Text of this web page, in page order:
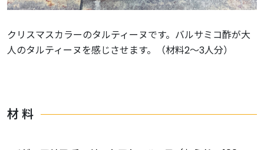
クリスマスカラーのタルティーヌです。バルサミコ酢が大
人のタルティーヌを感じさせます。（材料2〜3人分）
材 料